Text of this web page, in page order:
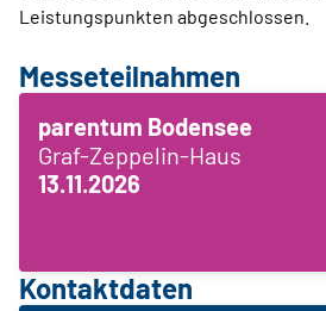
Leistungspunkten abgeschlossen.
Messeteilnahmen
parentum Bodensee
Graf-Zeppelin-Haus
13.11.2026
Kontaktdaten